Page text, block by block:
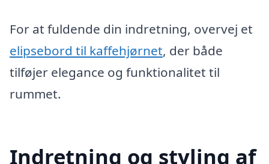
For at fuldende din indretning, overvej et
elipsebord til kaffehjørnet, der både
tilføjer elegance og funktionalitet til
rummet.
Indretning og styling af